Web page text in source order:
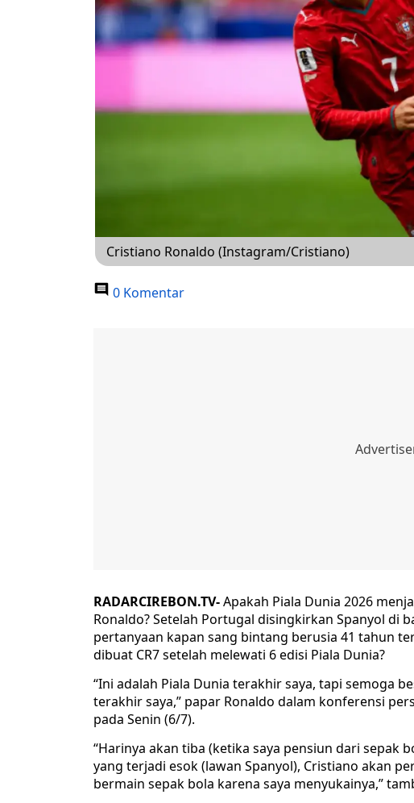
Cristiano Ronaldo (Instagram/Cristiano)
0 Komentar
RADARCIREBON.TV-Apakah Piala Dunia 2026
Ronaldo? Setelah Portugal disingkirkan Spanyol di
pertanyaan kapan sang bintang berusia 41 tahun
dibuat CR7 setelah melewati 6 edisi Piala Dunia?
“Ini adalah Piala Dunia terakhir saya, tapi semoga
terakhir saya,” papar Ronaldo dalam konferensi
pada Senin (6/7).
“Harinya akan tiba (ketika saya pensiun dari sepak
yang terjadi esok (lawan Spanyol), Cristiano akan
bermain sepak bola karena saya menyukainya,”